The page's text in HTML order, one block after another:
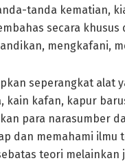
tanda kematian,
secara
mengkafani,
seperangkat alat
kain kafan, kapur
para narasumber
dan memahami ilmu
teori